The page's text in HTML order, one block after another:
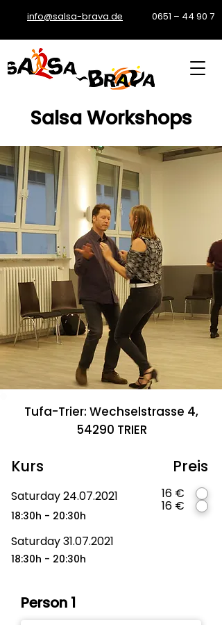
info@salsa-brava.de 0651 – 44 90 7
Salsa Workshops
Tufa-Trier: Wechselstrasse 4,
54290 TRIER
Kurs
Saturday24.07.2021
18:30h - 20:30h
Saturday31.07.2021
Preis
€ 16
€ 16
18:30h - 20:30h
Person 1